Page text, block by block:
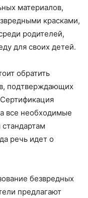
материалов,
красками,
родителей,
для своих детей.
обратить
подтверждающих
все необходимые
речь идет о
безвредных
предлагают